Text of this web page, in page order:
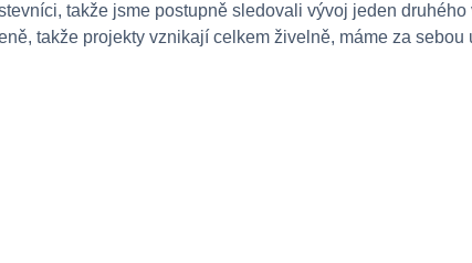
takže jsme postupně sledovali vývoj jeden
takže projekty vznikají celkem živelně, máme za sebou